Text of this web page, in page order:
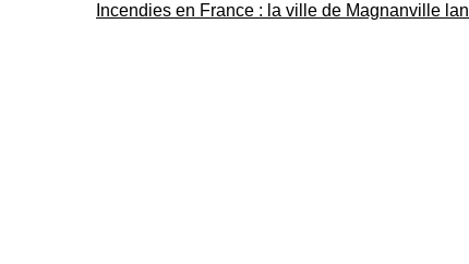
Incendies en France : la ville de Magnanville